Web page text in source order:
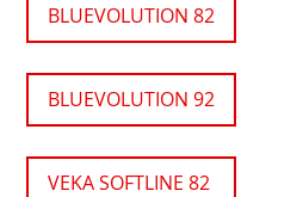
BLUEVOLUTION 82
BLUEVOLUTION 92
VEKA SOFTLINE 82